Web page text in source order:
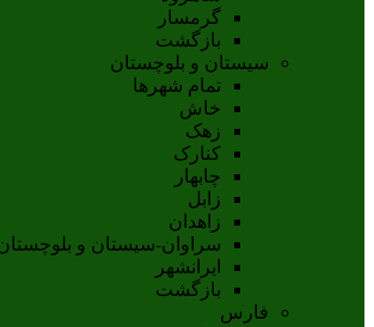
گرمسار
بازگشت
سیستان و بلوچستان
تمام شهر‌ها
خاش
زهک
کنارک
چابهار
زابل
زاهدان
سراوان-سيستان و بلوچستان
ايرانشهر
بازگشت
فارس